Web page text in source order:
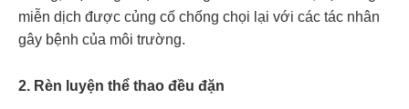
miễn dịch được củng cố chống chọi lại với các tác nhân
gây bệnh của môi trường.
2. Rèn luyện thể thao đều đặn